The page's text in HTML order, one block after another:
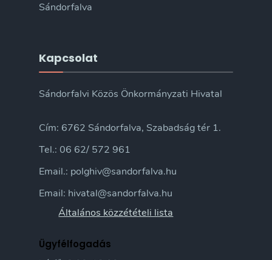
Sándorfalva
Kapcsolat
Sándorfalvi Közös Önkormányzati Hivatal
Cím: 6762 Sándorfalva, Szabadság tér 1.
Tel.: 06 62/ 572 961
Email.: polghiv@sandorfalva.hu
Email: hivatal@sandorfalva.hu
Általános közzétételi lista
Ügyfélfogadás